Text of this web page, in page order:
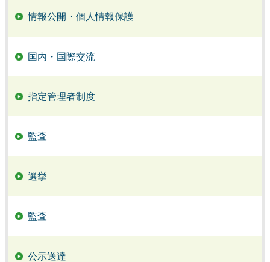
情報公開・個人情報保護
国内・国際交流
指定管理者制度
監査
選挙
監査
公示送達